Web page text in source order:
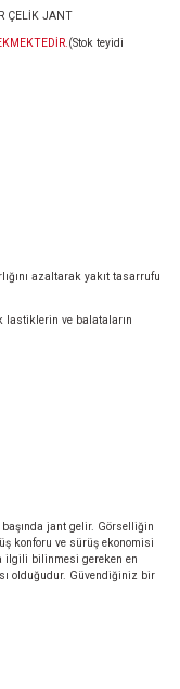
ÇELİK JANT
(Stok teyidi
azaltarak yakıt tasarrufu
lastiklerin ve balataların
jant gelir. Görselliğin
konforu ve sürüş ekonomisi
ilgili bilinmesi gereken en
olduğudur. Güvendiğiniz bir